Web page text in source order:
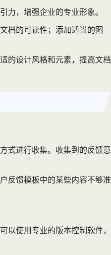
力，增强企业的专业形象。
档的可读性；添加适当的图
的设计风格和元素，提高文档
式进行收集。收集到的反馈意
反馈模板中的某些内容不够准
以使用专业的版本控制软件，